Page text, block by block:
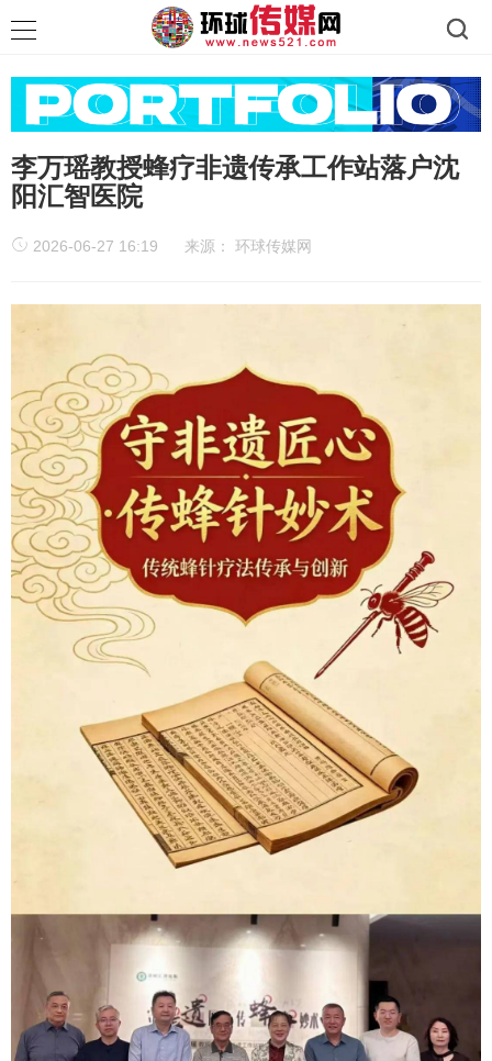
李万瑶教授蜂疗非遗传承工作站落户沈
阳汇智医院
2026-06-27 16:19 来源： 环球传媒网